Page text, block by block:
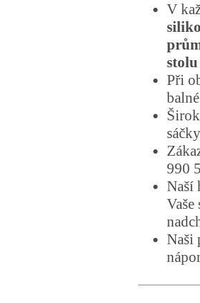
V
stolu
Při
990
Naší
Naši